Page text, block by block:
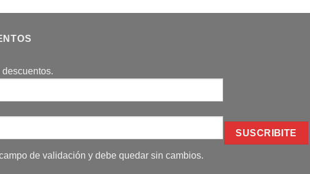
de validación y debe quedar sin cambios.